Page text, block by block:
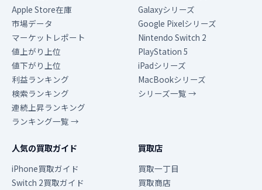
Apple Store在庫
市場データ
マーケットレポート
値上がり上位
値下がり上位
利益ランキング
検索ランキング
連続上昇ランキング
ランキング一覧 →
Galaxyシリーズ
Google Pixelシリーズ
Nintendo Switch 2
PlayStation 5
iPadシリーズ
MacBookシリーズ
シリーズ一覧 →
人気の買取ガイド
iPhone買取ガイド
Switch 2買取ガイド
買取店
買取一丁目
買取商店